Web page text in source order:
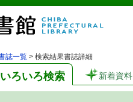
誌一覧 > 検索結果書誌詳細
いろいろ検索 新着資料